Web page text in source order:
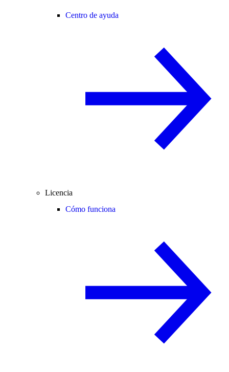
Centro de ayuda
Licencia
Cómo funciona